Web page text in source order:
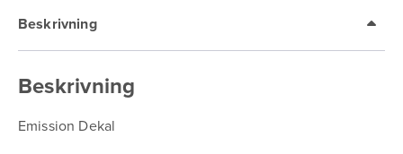
Beskrivning
Beskrivning
Emission Dekal